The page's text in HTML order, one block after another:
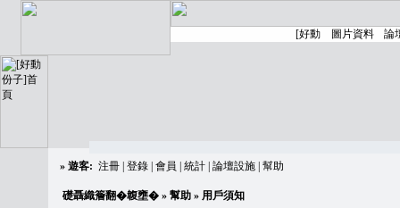
» 遊客: 注冊 登錄 會員 統計 論壇設施 幫助
礎聶織簷翻�䪖壅� » 幫助 » 用戶須知